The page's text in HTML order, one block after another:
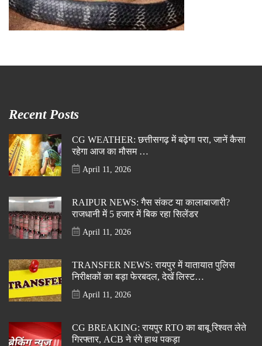
Recent Posts
CG WEATHER: छत्तीसगढ़ में बढ़ेगा परा, जानें कैसा
रहेगा आज का मौसम …
April 11, 2026
RAIPUR NEWS: गैस संकट या कालाबाजारी?
राजधानी में 5 हजार में बिक रहा सिलेंडर
April 11, 2026
TRANSFER NEWS: रायपुर में यातायात पुलिस
निरीक्षकों का बड़ा फेरबदल, देखें लिस्ट…
April 11, 2026
CG BREAKING: रायपुर RTO का बाबू रिश्वत लेते
गिरफ्तार, ACB ने रंगे हाथ पकड़ा